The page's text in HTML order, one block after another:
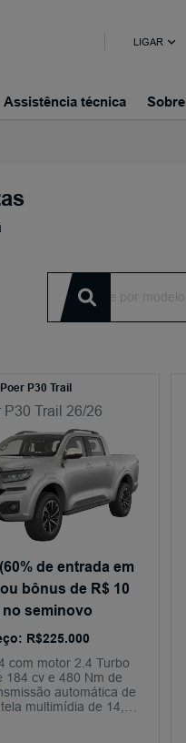
LIGAR
Assistência técnica Sobre
Poer P30 Trail
P30 Trail 26/26
de entrada em
bônus de R$ 10
no seminovo
R$225.000
com motor 2.4 Turbo
184 cv e 480 Nm de
automática de
multimídia de 14,6",